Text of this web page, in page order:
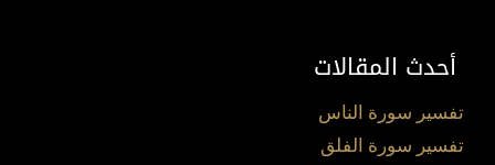
أحدث المقالات
تفسير سورة الناس
تفسير سورة الفلق